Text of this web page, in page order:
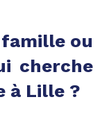
ou
cherche
à Lille ?